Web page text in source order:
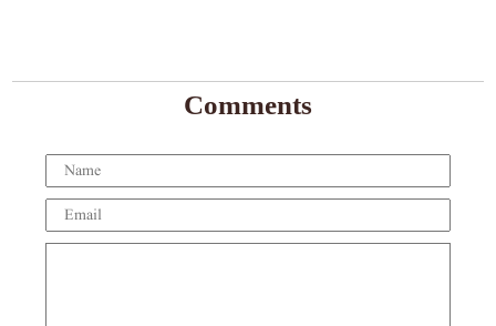
Comments